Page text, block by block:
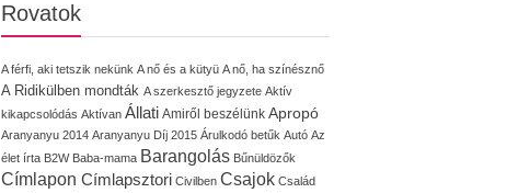
Rovatok
A férfi, aki tetszik nekünk A nő és a kütyü A nő, ha színésznő
A Ridikülben mondták A szerkesztő jegyzete Aktív
kikapcsolódás Aktívan Állati Amiről beszélünk Apropó
Aranyanyu 2014 Aranyanyu Díj 2015 Árulkodó betűk Autó Az
élet írta B2W Baba-mama Barangolás Bűnüldözők
Címlapon Címlapsztori Civilben Csajok Család